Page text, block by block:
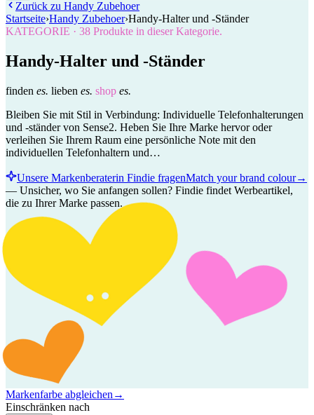
Zurück zu Handy Zubehoer
Startseite›Handy Zubehoer›Handy-Halter und -Ständer
KATEGORIE · 38 Produkte in dieser Kategorie.
Handy-Halter und -Ständer
finden es. lieben es. shop es.
Bleiben Sie mit Stil in Verbindung: Individuelle Telefonhalterungen
und -ständer von Sense2. Heben Sie Ihre Marke hervor oder
verleihen Sie Ihrem Raum eine persönliche Note mit den
individuellen Telefonhaltern und…
Unsere Markenberaterin Findie fragenMatch your brand colour→
— Unsicher, wo Sie anfangen sollen? Findie findet Werbeartikel,
die zu Ihrer Marke passen.
Markenfarbe abgleichen →
Einschränken nach